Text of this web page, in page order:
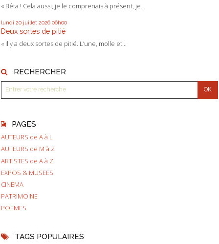
« Bêta ! Cela aussi, je le comprenais à présent, je...
lundi 20 juillet 2026 06h00
Deux sortes de pitié
« Il y a deux sortes de pitié. L’une, molle et...
RECHERCHER
PAGES
AUTEURS de A à L
AUTEURS de M à Z
ARTISTES de A à Z
EXPOS & MUSEES
CINEMA
PATRIMOINE
POEMES
TAGS POPULAIRES